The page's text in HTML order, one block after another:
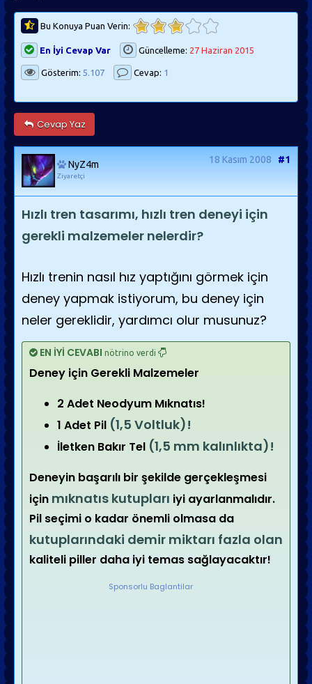
Bu Konuya Puan Verin:
En İyi Cevap Var Güncelleme: 27 Haziran 2015
Gösterim: 5.107 Cevap: 1
Cevap Yaz
NyZ4m
Ziyaretçi
18 Kasım 2008 #1
Hızlı tren tasarımı, hızlı tren deneyi için
gerekli malzemeler nelerdir?
Hızlı trenin nasıl hız yaptığını görmek için
deney yapmak istiyorum, bu deney için
neler gereklidir, yardımcı olur musunuz?
EN İYİ CEVABI nötrino verdi
Deney için Gerekli Malzemeler
2 Adet Neodyum Mıknatıs!
1 Adet Pil (1,5 Voltluk)!
İletken Bakır Tel (1,5 mm kalınlıkta)!
Deneyin başarılı bir şekilde gerçekleşmesi
için mıknatıs kutupları iyi ayarlanmalıdır.
Pil seçimi o kadar önemli olmasa da
kutuplarındaki demir miktarı fazla olan
kaliteli piller daha iyi temas sağlayacaktır!
Sponsorlu Baglantilar